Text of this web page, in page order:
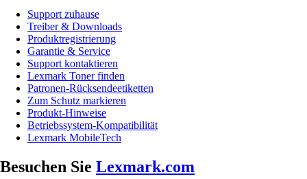
Support zuhause
Treiber & Downloads
Produktregistrierung
Garantie & Service
Support kontaktieren
Lexmark Toner finden
Patronen-Rücksendeetiketten
Zum Schutz markieren
Produkt-Hinweise
Betriebssystem-Kompatibilität
Lexmark MobileTech
Besuchen Sie Lexmark.com